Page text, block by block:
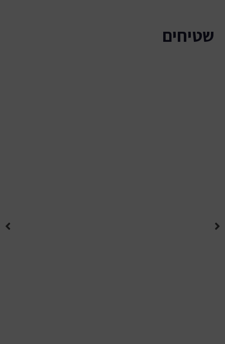
שטיחים